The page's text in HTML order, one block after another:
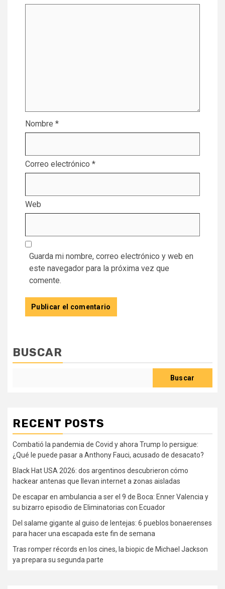
Nombre *
Correo electrónico *
Web
Guarda mi nombre, correo electrónico y web en
este navegador para la próxima vez que
comente.
BUSCAR
Buscar
RECENT POSTS
Combatió la pandemia de Covid y ahora Trump lo persigue:
¿Qué le puede pasar a Anthony Fauci, acusado de desacato?
Black Hat USA 2026: dos argentinos descubrieron cómo
hackear antenas que llevan internet a zonas aisladas
De escapar en ambulancia a ser el 9 de Boca: Enner Valencia y
su bizarro episodio de Eliminatorias con Ecuador
Del salame gigante al guiso de lentejas: 6 pueblos bonaerenses
para hacer una escapada este fin de semana
Tras romper récords en los cines, la biopic de Michael Jackson
ya prepara su segunda parte